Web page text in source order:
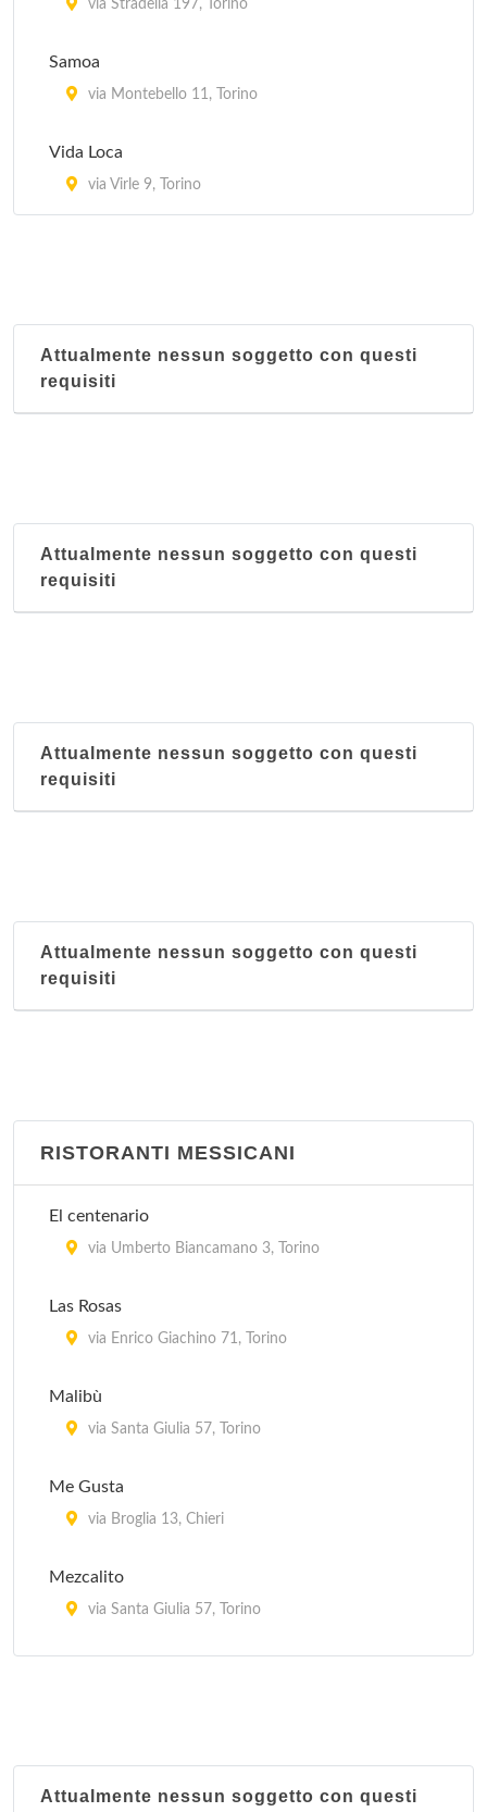
via Stradella 197, Torino
Samoa
via Montebello 11, Torino
Vida Loca
via Virle 9, Torino
Attualmente nessun soggetto con questi
requisiti
Attualmente nessun soggetto con questi
requisiti
Attualmente nessun soggetto con questi
requisiti
Attualmente nessun soggetto con questi
requisiti
RISTORANTI MESSICANI
El centenario
via Umberto Biancamano 3, Torino
Las Rosas
via Enrico Giachino 71, Torino
Malibù
via Santa Giulia 57, Torino
Me Gusta
via Broglia 13, Chieri
Mezcalito
via Santa Giulia 57, Torino
Attualmente nessun soggetto con questi